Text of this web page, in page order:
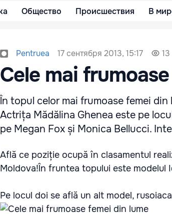
Общество Происшествия В
Pentruea 17 сентября 2013, 15:17
Cele mai
În topul celor mai frumoase femei
Actrița Mădălina Ghenea este pe
pe Megan Fox și Monica Bellucci.
Află ce poziție ocupă în clasamentul
Moldova!În fruntea topului este modelul
Pe locul doi se află un alt model,